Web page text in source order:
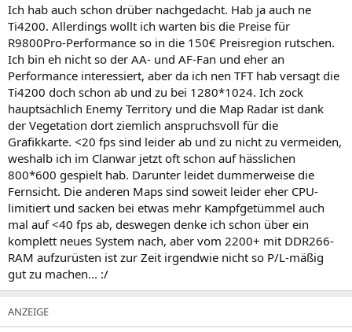
Ich hab auch schon drüber nachgedacht. Hab ja auch ne
Ti4200. Allerdings wollt ich warten bis die Preise für
R9800Pro-Performance so in die 150€ Preisregion rutschen.
Ich bin eh nicht so der AA- und AF-Fan und eher an
Performance interessiert, aber da ich nen TFT hab versagt die
Ti4200 doch schon ab und zu bei 1280*1024. Ich zock
hauptsächlich Enemy Territory und die Map Radar ist dank
der Vegetation dort ziemlich anspruchsvoll für die
Grafikkarte. <20 fps sind leider ab und zu nicht zu vermeiden,
weshalb ich im Clanwar jetzt oft schon auf hässlichen
800*600 gespielt hab. Darunter leidet dummerweise die
Fernsicht. Die anderen Maps sind soweit leider eher CPU-
limitiert und sacken bei etwas mehr Kampfgetümmel auch
mal auf <40 fps ab, deswegen denke ich schon über ein
komplett neues System nach, aber vom 2200+ mit DDR266-
RAM aufzurüsten ist zur Zeit irgendwie nicht so P/L-mäßig
gut zu machen... :/